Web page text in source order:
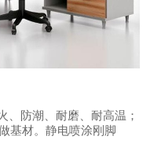
、防潮、耐磨、耐高温；
基材。静电喷涂刚脚